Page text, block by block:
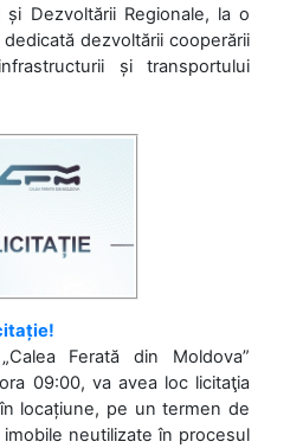
Dezvoltării Regionale, la o
dezvoltării cooperării
și transportului
Ferată din Moldova”
09:00, va avea loc licitaţia
locațiune, pe un termen de
neutilizate în procesul